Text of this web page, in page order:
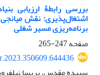
بررسی رابطۀ ارزیابی
اشتغال‌پذیری: نقش
برنامه‌ریزی مسیر شغلی
صفحه247-265